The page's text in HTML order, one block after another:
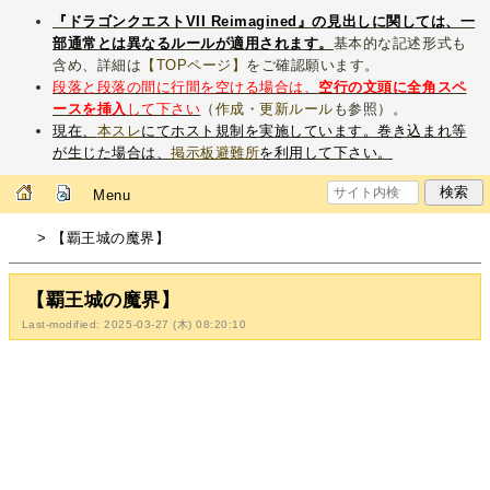
『ドラゴンクエストVII Reimagined』の見出しに関しては、一
部通常とは異なるルールが適用されます。 基本的な記述形式も
含め、詳細は 【TOPページ】 をご確認願います。
段落と段落の間に行間を空ける場合は、 空行の文頭に全角スペ
ースを挿入 して下さい （ 作成・更新ルール も参照）。
現在、 本スレにてホスト規制を実施しています。巻き込まれ等
が生じた場合は、掲示板避難所を利用して下さい。
Menu
> 【覇王城の魔界】
【覇王城の魔界】
Last-modified: 2025-03-27 (木) 08:20:10